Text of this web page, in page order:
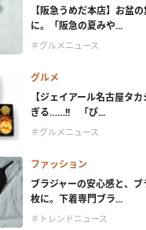
【阪急うめだ本店】お盆
に。「阪急の夏みや...
＃グルメニュース
グルメ
【ジェイアール名古屋タ
ぎる……!! 「ぴ...
＃グルメニュース
ファッション
ブラジャーの安心感と、
枚に。下着専門ブラ...
＃トレンドニュース